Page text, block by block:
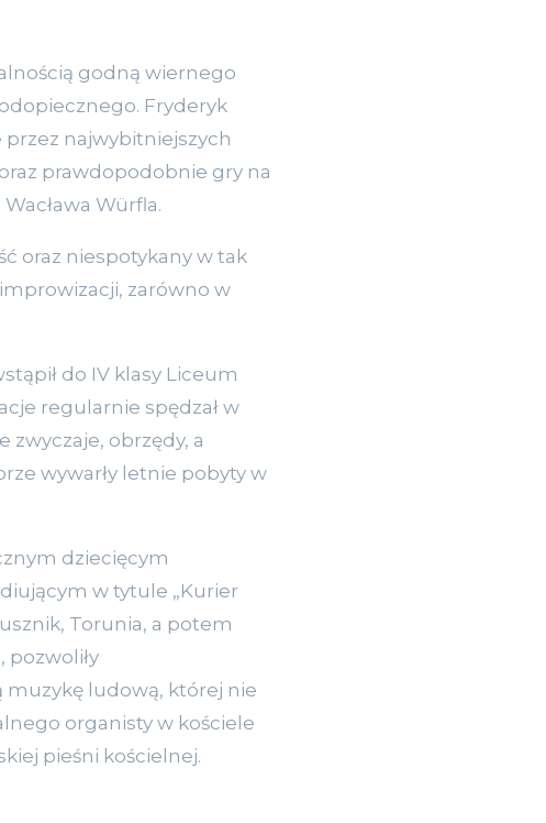
godną wiernego
Fryderyk
najwybitniejszych
prawdopodobnie gry na
Würfla.
oraz niespotykany w tak
zarówno w
do IV klasy Liceum
regularnie spędzał w
zwyczaje, obrzędy, a
wywarły letnie pobyty w
dziecięcym
w tytule „Kurier
Torunia, a potem
pozwoliły
ludową, której nie
organisty w kościele
pieśni kościelnej.